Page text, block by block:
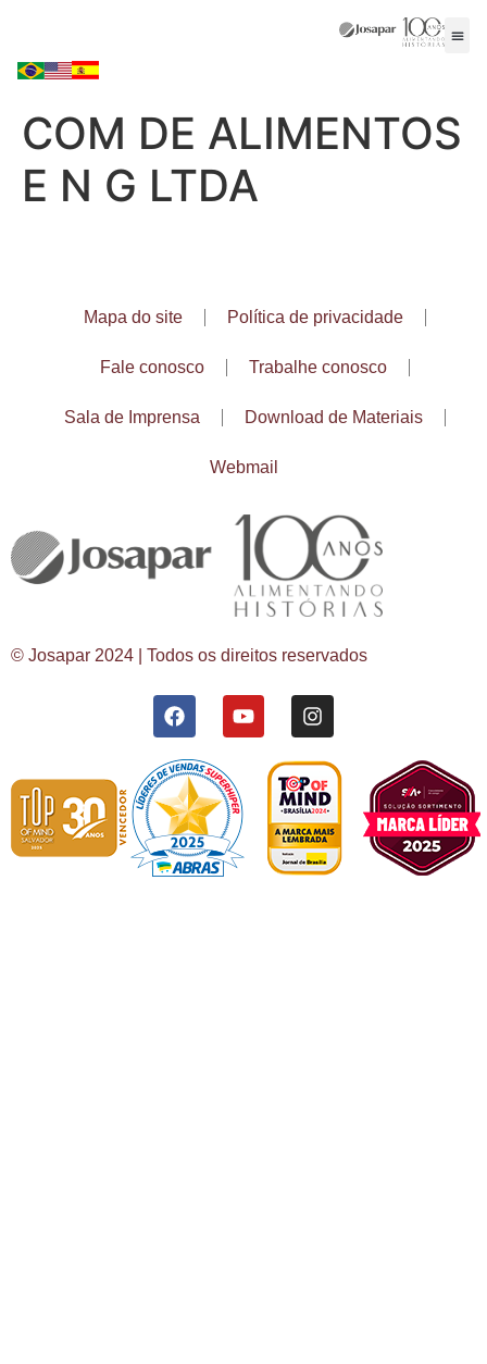
COM DE ALIMENTOS
E N G LTDA
Mapa do site Política de privacidade
Fale conosco Trabalhe conosco
Sala de Imprensa Download de Materiais
Webmail
© Josapar 2024 | Todos os direitos reservados